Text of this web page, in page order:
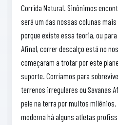
Corrida Natural. Sinônimos
será um das nossas colunas
porque existe essa teoria, ou
Afinal, correr descalço está no
começaram a trotar por este
suporte. Corríamos para
terrenos irregulares ou Savanas
pele na terra por muitos
moderna há alguns atletas